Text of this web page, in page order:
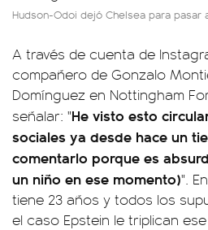
Hudson-Odoi dejó Chelsea para pasar
A través de cuenta de
compañero de Gonzalo
Domínguez en Nottingham
señalar: "He visto esto
sociales ya desde hace un
comentarlo porque es
un niño en ese momento)".
tiene 23 años y todos los
el caso Epstein le triplican